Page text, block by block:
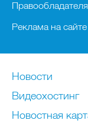
Реклама на сайте
Новости
Видеохостинг
Новостная